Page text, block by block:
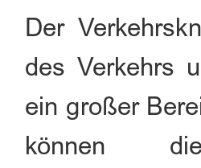
Der
des Verkehrs
ein großer
können